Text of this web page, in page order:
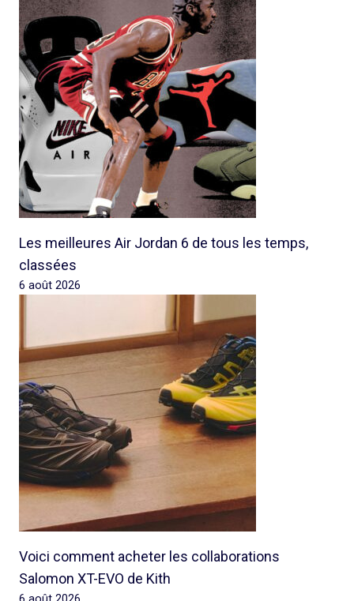
Les meilleures Air Jordan 6 de tous les temps,
classées
6 août 2026
Voici comment acheter les collaborations
Salomon XT-EVO de Kith